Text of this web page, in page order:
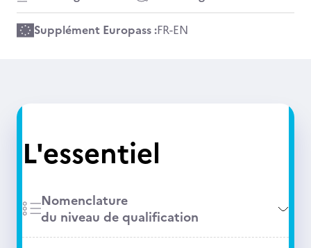
Supplément Europass :FR-EN
L'essentiel
Nomenclature
du niveau de qualification